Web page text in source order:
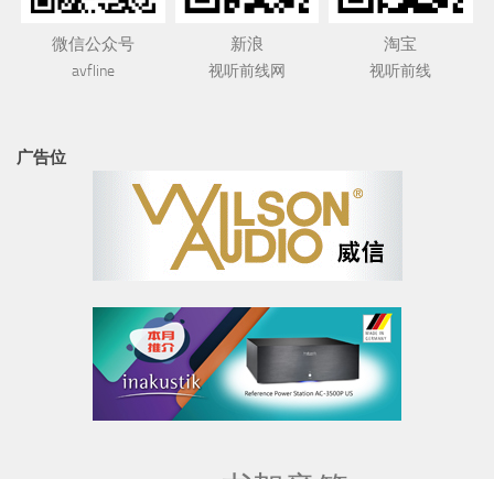
微信公众号
avfline
新浪
视听前线网
淘宝
视听前线
广告位